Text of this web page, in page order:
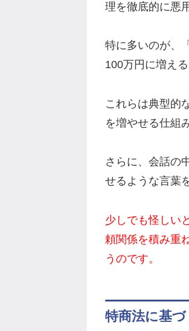
理を徹底的に悪
特に多いのが、
100万円に増え
これらは典型的
を増やせる仕組
さらに、会話の
せるような言葉
少しでも怪しい
頼関係を積み重
うのです。
特商法に基